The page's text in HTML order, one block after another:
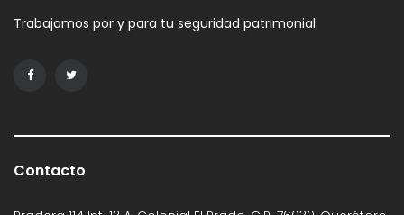
Trabajamos por y para tu seguridad patrimonial.
Contacto